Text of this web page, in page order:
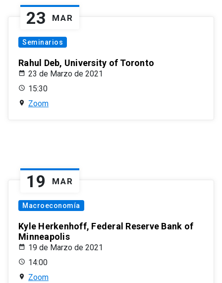
23 MAR
Seminarios
Rahul Deb, University of Toronto
23 de Marzo de 2021
15:30
Zoom
19 MAR
Macroeconomía
Kyle Herkenhoff, Federal Reserve Bank of
Minneapolis
19 de Marzo de 2021
14:00
Zoom